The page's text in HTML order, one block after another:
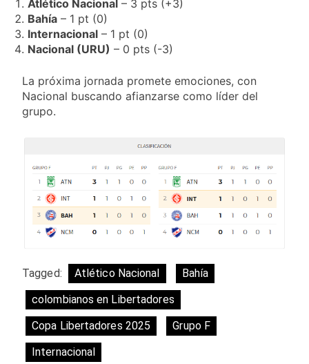
Atlético Nacional – 3 pts (+3)
Bahía – 1 pt (0)
Internacional – 1 pt (0)
Nacional (URU) – 0 pts (-3)
La próxima jornada promete emociones, con
Nacional buscando afianzarse como líder del
grupo.
Tagged: Atlético Nacional
Bahía
colombianos en Libertadores
Copa Libertadores 2025
Grupo F
Internacional